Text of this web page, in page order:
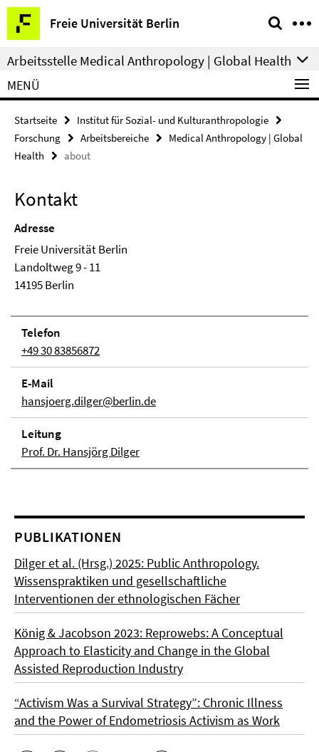
Springe
direkt
zu
Inhalt
Freie Universität Berlin
Service-
Navigation
Arbeitsstelle Medical Anthropology | Global Health
MENÜ
Startseite
Institut für Sozial- und Kulturanthropologie
Forschung
Arbeitsbereiche
Medical Anthropology | Global
Health
about
Kontakt
Adresse
Freie Universität Berlin
Landoltweg 9 - 11
14195 Berlin
Telefon
+49 30 83856872
E-Mail
hansjoerg.dilger@berlin.de
Lei­tung
Prof. Dr. Hansjörg Dilger
PUBLIKATIONEN
Dilger et al. (Hrsg.) 2025: Public Anthropology.
Wissenspraktiken und gesellschaftliche
Interventionen der ethnologischen Fächer
König & Jacobson 2023: Reprowebs: A Conceptual
Approach to Elasticity and Change in the Global
Assisted Reproduction Industry
“Activism Was a Survival Strategy”: Chronic Illness
and the Power of Endometriosis Activism as Work